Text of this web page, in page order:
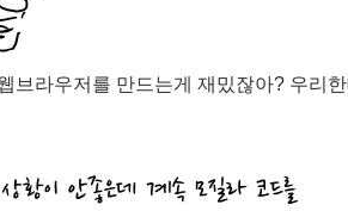
브라우저를 만드는게 재밌잖아? 우리